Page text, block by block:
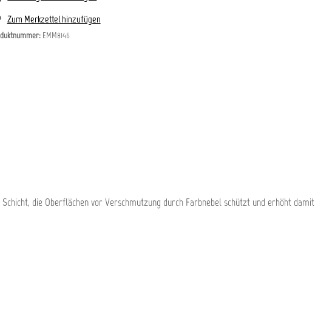
Zum Merkzettel hinzufügen
EMM8146
die Oberflächen vor Verschmutzung durch Farbnebel schützt und erhöht damit